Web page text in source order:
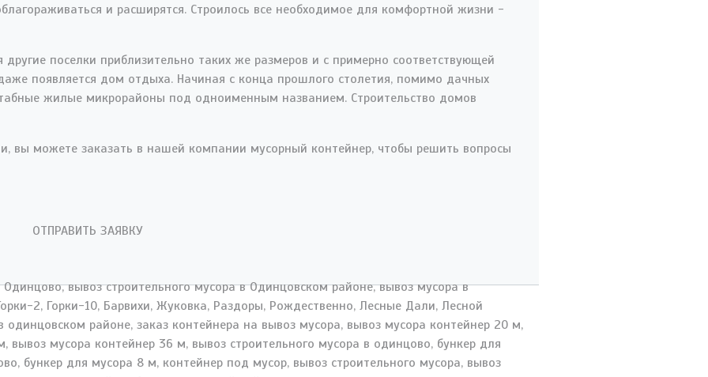
и расширятся. Строилось все необходимое для комфортной жизни -
поселки приблизительно таких же размеров и с примерно соответствующей
появляется дом отдыха. Начиная с конца прошлого столетия, помимо дачных
жилые микрорайоны под одноименным названием. Строительство домов
вы можете заказать в нашей компании мусорный контейнер, чтобы решить вопросы
ОТПРАВИТЬ ЗАЯВКУ